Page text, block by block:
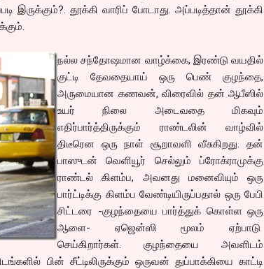
இருக்கும்?. தூக்கி வாரிப் போடாது. அப்படித்தான் தூக்கி
நல்ல சந்தோஷமான வாழ்க்கை, இரண்டு வயதில்
குட்டி தேவதையாய் ஒரு பெண் குழந்தை,
அருமையான கணவன், விரைவில் தன் ஆபீஸில்
உயர் நிலை அடைவதை மிகவும்
எதிர்பார்த்திருக்கும் ராண்டலின் வாழ்வில்
திடீரென ஒரு நாள் சூறாவளி வீசுகிறது. தன்
பாஸுடன் வெளியூர் செல்லும் ப்ரோக்ராமுக்கு
ராண்டல் கிளம்ப, அவனது மனைவியும் ஒரு
பார்ட்டிக்கு கிளம்ப வேண்டியிருப்பதால் ஒரு பேபி
சிட்டரை -குழந்தையை பார்த்துக் கொள்ள ஒரு
ஆளை- ஏஜென்ஸி மூலம் ஏற்பாடு
செய்கிறார்கள். குழந்தையை அவளிடம்
பின் சீட்டிலிருக்கும் ஒருவன் துப்பாக்கியை காட்டி